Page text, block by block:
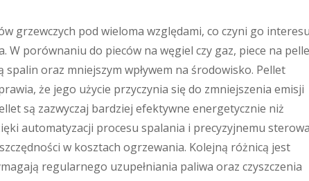
grzewczych pod wieloma względami, co czyni go
W porównaniu do pieców na węgiel czy gaz, piece na
oraz mniejszym wpływem na środowisko. Pellet
że jego użycie przyczynia się do zmniejszenia emisji
są zazwyczaj bardziej efektywne energetycznie niż
automatyzacji procesu spalania i precyzyjnemu
w kosztach ogrzewania. Kolejną różnicą jest
regularnego uzupełniania paliwa oraz czyszczenia